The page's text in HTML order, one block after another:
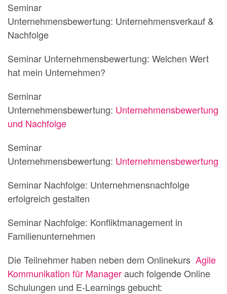
Seminar
Unternehmensbewertung: Unternehmensverkauf &
Nachfolge
Seminar Unternehmensbewertung: Welchen Wert
hat mein Unternehmen?
Seminar
Unternehmensbewertung: Unternehmensbewertung
und Nachfolge
Seminar
Unternehmensbewertung: Unternehmensbewertung
Seminar Nachfolge: Unternehmensnachfolge
erfolgreich gestalten
Seminar Nachfolge: Konfliktmanagement in
Familienunternehmen
Die Teilnehmer haben neben dem Onlinekurs Agile
Kommunikation für Managerauch folgende Online
Schulungen und E-Learnings gebucht: